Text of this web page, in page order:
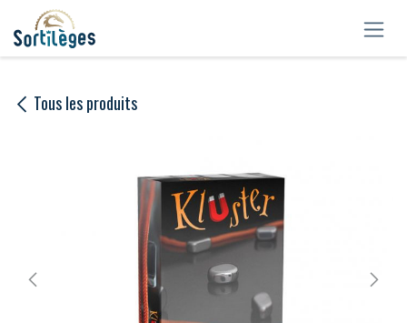
Se rendre au contenu
Tous les produits